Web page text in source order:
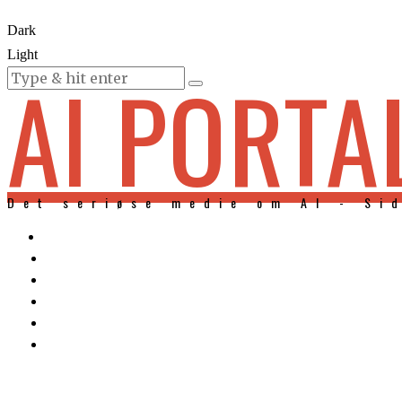
Dark
Light
KURSER
AI
Det seriøse medie om AI -